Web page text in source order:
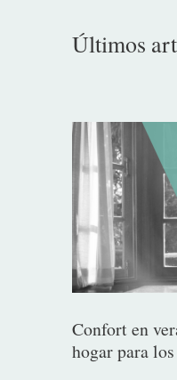
Últimos
Confort en
hogar para